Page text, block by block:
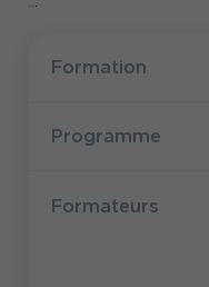
l’internationale !
vos bâtiments, de
d’entretien et de
Formation
Programme
Formateurs